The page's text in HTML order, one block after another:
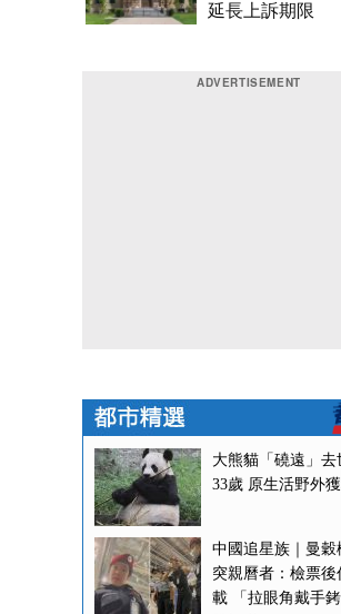
延長上訴期限